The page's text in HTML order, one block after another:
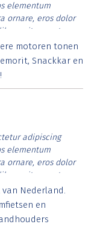
elementum
ornare, eros dolor
vitae erat.
id rutrum lorem
posuere.
motoren tonen
Snackkar en
adipiscing
elementum
ornare, eros dolor
vitae erat.
id rutrum lorem
posuere.
Nederland.
en